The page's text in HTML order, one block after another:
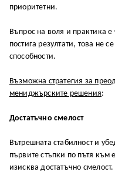
приоритетни.
Въпрос на воля и практика
постига резултати, това не
способности.
Възможна стратегия за
мениджърските решения:
Достатъчно смелост
Вътрешната стабилност и
първите стъпки по пътя към
изисква достатъчно